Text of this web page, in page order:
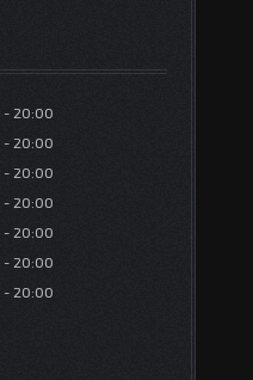
20:00
20:00
20:00
20:00
20:00
20:00
20:00